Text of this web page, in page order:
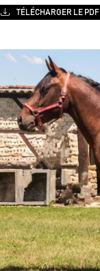
TÉLÉCHARGER LE PDF